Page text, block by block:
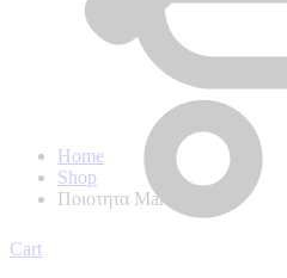
Home
Shop
Ποιοτητα Marburg
Cart